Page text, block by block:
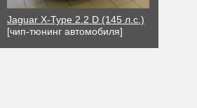
Jaguar X-Type 2.2 D (145 л.с.)
[чип-тюнинг автомобиля]